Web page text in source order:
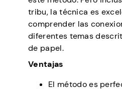
tribu, la técnica es
comprender las
diferentes temas
de papel.
Ventajas
El método es